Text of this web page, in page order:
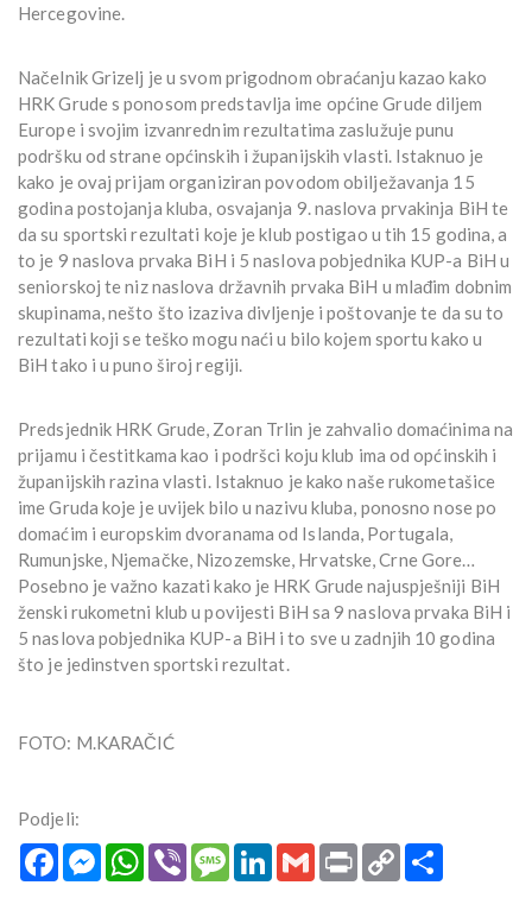
Hercegovine.
Načelnik Grizelj je u svom prigodnom obraćanju kazao kako
HRK Grude s ponosom predstavlja ime općine Grude diljem
Europe i svojim izvanrednim rezultatima zaslužuje punu
podršku od strane općinskih i županijskih vlasti. Istaknuo je
kako je ovaj prijam organiziran povodom obilježavanja 15
godina postojanja kluba, osvajanja 9. naslova prvakinja BiH te
da su sportski rezultati koje je klub postigao u tih 15 godina, a
to je 9 naslova prvaka BiH i 5 naslova pobjednika KUP-a BiH u
seniorskoj te niz naslova državnih prvaka BiH u mlađim dobnim
skupinama, nešto što izaziva divljenje i poštovanje te da su to
rezultati koji se teško mogu naći u bilo kojem sportu kako u
BiH tako i u puno široj regiji.
Predsjednik HRK Grude, Zoran Trlin je zahvalio domaćinima na
prijamu i čestitkama kao i podršci koju klub ima od općinskih i
županijskih razina vlasti. Istaknuo je kako naše rukometašice
ime Gruda koje je uvijek bilo u nazivu kluba, ponosno nose po
domaćim i europskim dvoranama od Islanda, Portugala,
Rumunjske, Njemačke, Nizozemske, Hrvatske, Crne Gore…
Posebno je važno kazati kako je HRK Grude najuspješniji BiH
ženski rukometni klub u povijesti BiH sa 9 naslova prvaka BiH i
5 naslova pobjednika KUP-a BiH i to sve u zadnjih 10 godina
što je jedinstven sportski rezultat.
FOTO: M.KARAČIĆ
Podjeli:
FacebookMessengerWhatsApp
Viber MessageLinkedInGmail Print Copy
Link